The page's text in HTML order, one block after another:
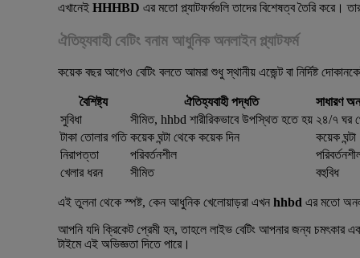
এখানেই HHHBD এর মতো প্ল্যাটফর্মগুলি তাদের বিশেষত্ব তৈরি করে।
ঐতিহ্যবাহী বেটিং বনাম আধুনিক অনলাইন প্ল্যাটফর্ম
কয়েক বছর আগেও বেটিং বলতে আমরা শুধু স্থানীয় এজেন্ট বা নির্দিষ্ট
বৈশিষ্ট্য ঐতিহ্যবাহী পদ্ধতি সাধারণ
সুবিধা
সীমিত, hhbd শারীরিকভাবে উপস্থিত হতে হয় ২৪/৭ ঘর
টাকা তোলার গতি কয়েক ঘন্টা থেকে কয়েক দিন কয়েক ঘন্টা
নিরাপত্তা
পরিবর্তনশীল
খেলার ধরন
সীমিত বহুবিধ
এই তুলনা থেকে স্পষ্ট, কেন আধুনিক খেলোয়াড়রা এখন hhbd এর মতো
আপনি যদি ক্রিকেট প্রেমী হন, তাহলে লাইভ বেটিং আপনার জন্য চমৎকার
টাইমে এই অভিজ্ঞতা দিতে পারে।